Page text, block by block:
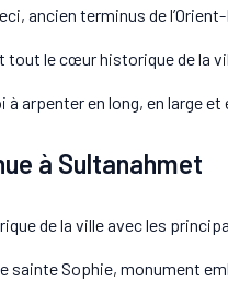
ancien terminus de
tout le cœur historique de la
arpenter en long, en large et
à Sultanahmet
de la ville avec les
sainte Sophie, monument